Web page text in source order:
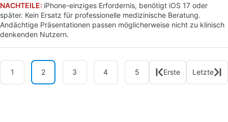
NACHTEILE: iPhone-einziges Erfordernis, benötigt iOS 17 oder
später. Kein Ersatz für professionelle medizinische Beratung.
Andächtige Präsentationen passen möglicherweise nicht zu klinisch
denkenden Nutzern.
1 2 3 4 5 Erste Letzte